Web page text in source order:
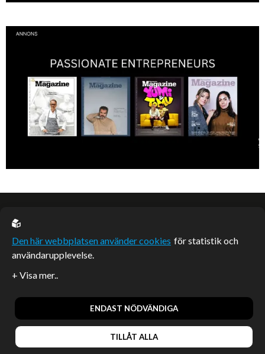
Georg Wikman är grundaren bakom hälsopreparaten Arctic Root, Kan
EU casino
Artiklar publicerade på webbplatsen som inte är märkta
redaktionellt är betalda samarbeten.
© 2026, Enterprise Magazine
Den här webbplatsen använder cookies för statistik och
användarupplevelse.
ENDAST NÖDVÄNDIGA
TILLÅT ALLA